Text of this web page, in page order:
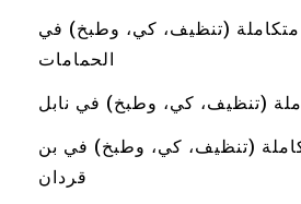
(تنظيف، كي، وطبخ) في
الحمامات
(تنظيف، كي، وطبخ) في نابل
(تنظيف، كي، وطبخ) في بن
قردان